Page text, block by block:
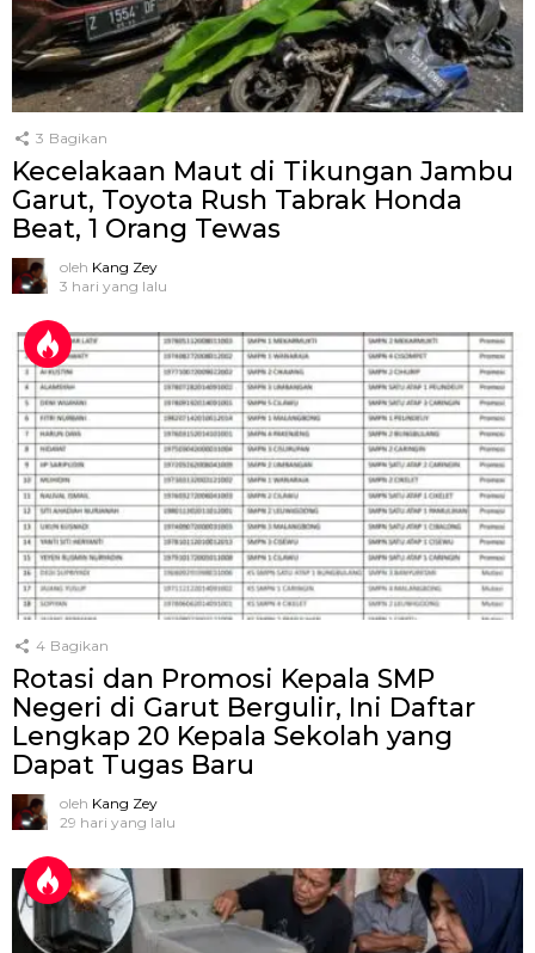
3 Bagikan
Kecelakaan Maut di Tikungan Jambu
Garut, Toyota Rush Tabrak Honda
Beat, 1 Orang Tewas
oleh Kang Zey
3 hari yang lalu
4 Bagikan
Rotasi dan Promosi Kepala SMP
Negeri di Garut Bergulir, Ini Daftar
Lengkap 20 Kepala Sekolah yang
Dapat Tugas Baru
oleh Kang Zey
29 hari yang lalu